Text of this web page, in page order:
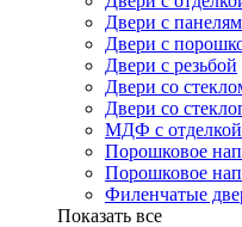
Двери с
Двери с
Двери с резьбой
Двери со
Двери со
МДФ с
Порошковое
Порошковое
Филенчатые
Показать все